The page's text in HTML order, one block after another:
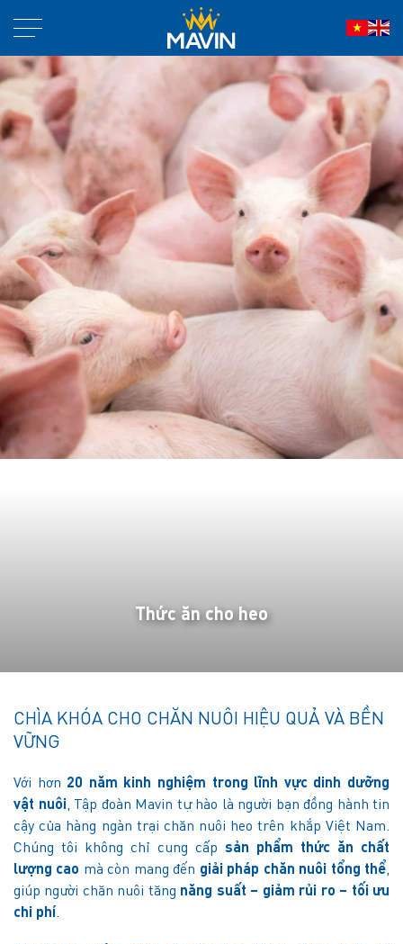
Thức ăn cho heo
CHÌA KHÓA CHO CHĂN NUÔI HIỆU QUẢ VÀ BỀN
VỮNG
Với hơn 20 năm kinh nghiệm trong lĩnh vực dinh dưỡng
vật nuôi, Tập đoàn Mavin tự hào là người bạn đồng hành tin
cậy của hàng ngàn trại chăn nuôi heo trên khắp Việt Nam.
Chúng tôi không chỉ cung cấp sản phẩm thức ăn chất
lượng cao mà còn mang đến giải pháp chăn nuôi tổng thể,
giúp người chăn nuôi tăng năng suất – giảm rủi ro – tối ưu
chi phí.